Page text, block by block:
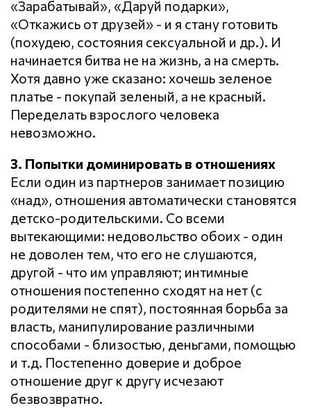
«Зарабатывай», «Даруй подарки»,
«Откажись от друзей» - и я стану готовить
(похудею, состояния сексуальной и др.). И
начинается битва не на жизнь, а на смерть.
Хотя давно уже сказано: хочешь зеленое
платье - покупай зеленый, а не красный.
Переделать взрослого человека
невозможно.
3. Попытки доминировать в отношениях
Если один из партнеров занимает позицию
«над», отношения автоматически становятся
детско-родительскими. Со всеми
вытекающими: недовольство обоих - один
не доволен тем, что его не слушаются,
другой - что им управляют; интимные
отношения постепенно сходят на нет (с
родителями не спят), постоянная борьба за
власть, манипулирование различными
способами - близостью, деньгами, помощью
и т.д. Постепенно доверие и доброе
отношение друг к другу исчезают
безвозвратно.